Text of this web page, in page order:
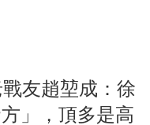
友趙堃成：徐
」，頂多是高